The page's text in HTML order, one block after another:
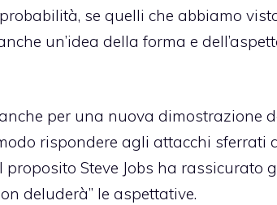
se quelli che abbiamo
un’idea della forma e
per una nuova dimostrazione
rispondere agli attacchi sferrati
Steve Jobs ha rassicurato
deluderà” le aspettative.